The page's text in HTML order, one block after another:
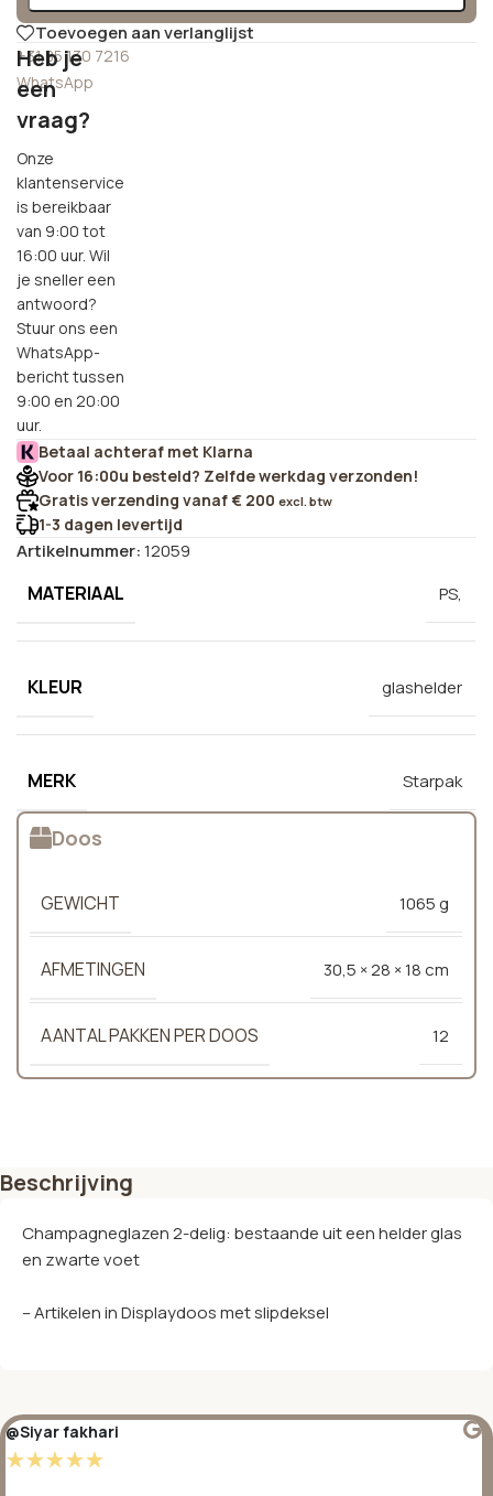
Toevoegen aan verlanglijst
+31 85 130 7216
WhatsApp
Heb je
een
vraag?
Onze
klantenservice
is bereikbaar
van 9:00 tot
16:00 uur. Wil
je sneller een
antwoord?
Stuur ons een
WhatsApp-
bericht tussen
9:00 en 20:00
uur.
Betaal achteraf met Klarna
Voor 16:00u besteld? Zelfde werkdag verzonden!
Gratis verzending vanaf € 200 excl. btw
1-3 dagen levertijd
Artikelnummer:12059
MATERIAAL PS,
KLEUR glashelder
MERK Starpak
Doos
GEWICHT 1065 g
AFMETINGEN 30,5 × 28 × 18 cm
AANTAL PAKKEN PER DOOS 12
Beschrijving
Champagneglazen 2-delig: bestaande uit een helder glas
en zwarte voet
– Artikelen in Displaydoos met slipdeksel
@Siyar fakhari
☆☆☆☆☆